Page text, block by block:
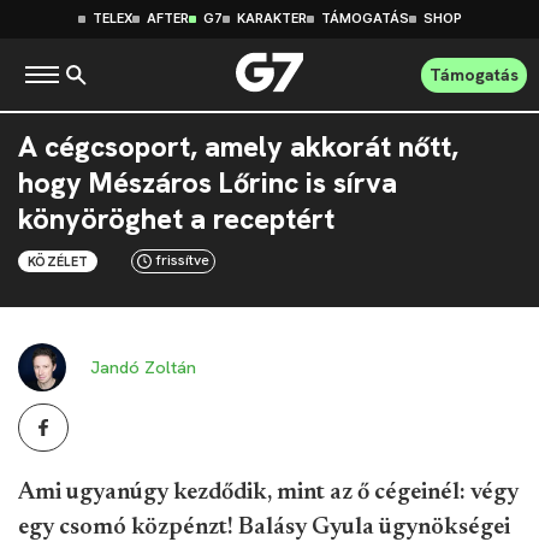
TELEX AFTER G7 KARAKTER TÁMOGATÁS SHOP
Támogatás
A cégcsoport, amely akkorát nőtt,
hogy Mészáros Lőrinc is sírva
könyöröghet a receptért
KÖZÉLET frissítve
Jandó Zoltán
Ami ugyanúgy kezdődik, mint az ő cégeinél: végy
egy csomó közpénzt! Balásy Gyula ügynökségei